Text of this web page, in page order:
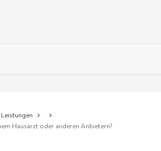
Hausarzt oder anderen Anbietern?